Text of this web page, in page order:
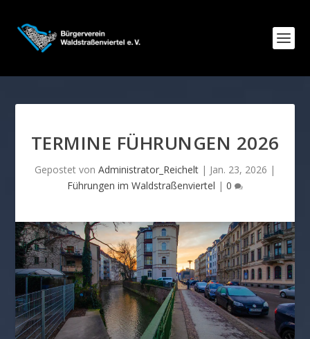
TERMINE FÜHRUNGEN 2026
Gepostet von Administrator_Reichelt | Jan. 23, 2026 |
Führungen im Waldstraßenviertel | 0